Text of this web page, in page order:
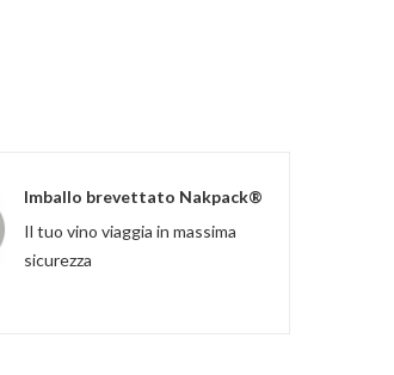
Imballo brevettato Nakpack®
Il tuo vino viaggia in massima
sicurezza